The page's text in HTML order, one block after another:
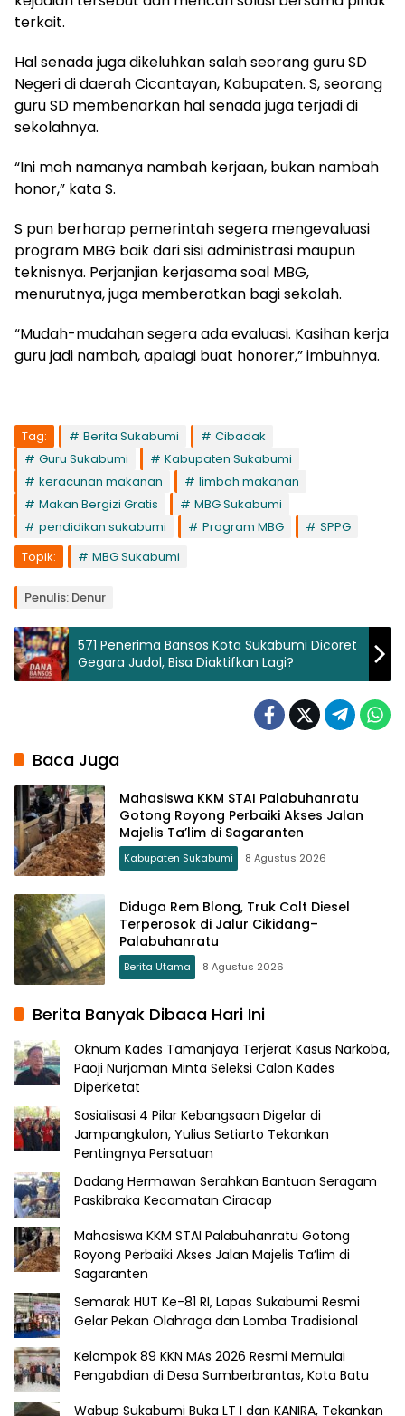
terkait.
Hal senada juga dikeluhkan salah seorang guru SD
Negeri di daerah Cicantayan, Kabupaten. S, seorang
guru SD membenarkan hal senada juga terjadi di
sekolahnya.
“Ini mah namanya nambah kerjaan, bukan nambah
honor,” kata S.
S pun berharap pemerintah segera mengevaluasi
program MBG baik dari sisi administrasi maupun
teknisnya. Perjanjian kerjasama soal MBG,
menurutnya, juga memberatkan bagi sekolah.
“Mudah-mudahan segera ada evaluasi. Kasihan kerja
guru jadi nambah, apalagi buat honorer,” imbuhnya.
Tag: Berita Sukabumi
Cibadak
Guru Sukabumi
Kabupaten Sukabumi
keracunan makanan
limbah makanan
Makan Bergizi Gratis
MBG Sukabumi
pendidikan sukabumi
Program MBG
SPPG
Topik:
MBG Sukabumi
Penulis: Denur
571 Penerima Bansos Kota Sukabumi Dicoret
Gegara Judol, Bisa Diaktifkan Lagi?
Baca Juga
Mahasiswa KKM STAI Palabuhanratu
Gotong Royong Perbaiki Akses Jalan
Majelis Ta’lim di Sagaranten
Kabupaten Sukabumi 8 Agustus 2026
Diduga Rem Blong, Truk Colt Diesel
Terperosok di Jalur Cikidang–
Palabuhanratu
Berita Utama 8 Agustus 2026
Berita Banyak Dibaca Hari Ini
Oknum Kades Tamanjaya Terjerat Kasus Narkoba,
Paoji Nurjaman Minta Seleksi Calon Kades
Diperketat
Sosialisasi 4 Pilar Kebangsaan Digelar di
Jampangkulon, Yulius Setiarto Tekankan
Pentingnya Persatuan
Dadang Hermawan Serahkan Bantuan Seragam
Paskibraka Kecamatan Ciracap
Mahasiswa KKM STAI Palabuhanratu Gotong
Royong Perbaiki Akses Jalan Majelis Ta’lim di
Sagaranten
Semarak HUT Ke-81 RI, Lapas Sukabumi Resmi
Gelar Pekan Olahraga dan Lomba Tradisional
Kelompok 89 KKN MAs 2026 Resmi Memulai
Pengabdian di Desa Sumberbrantas, Kota Batu
Wabup Sukabumi Buka LT I dan KANIRA, Tekankan